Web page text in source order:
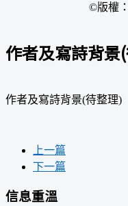
©版權
作者及寫詩背景
作者及寫詩背景(待整理)
上一篇
下一篇
信息重溫